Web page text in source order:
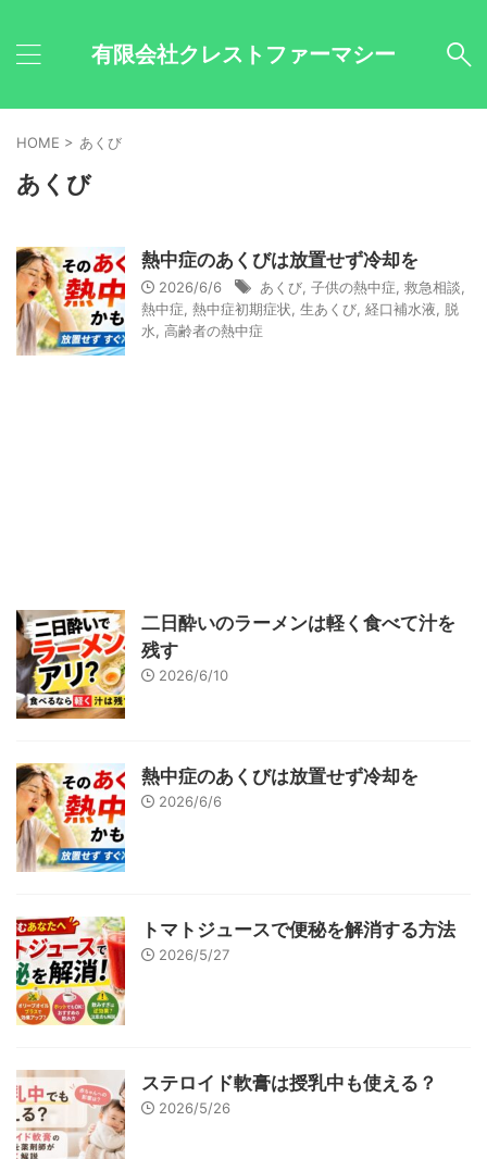
有限会社クレストファーマシー
HOME > あくび
あくび
熱中症のあくびは放置せず冷却を
2026/6/6 あくび 子供の熱中症 救急相談
熱中症 熱中症初期症状 生あくび 経口補水液
脱
水 高齢者の熱中症
二日酔いのラーメンは軽く食べて汁を
残す
2026/6/10
熱中症のあくびは放置せず冷却を
2026/6/6
トマトジュースで便秘を解消する方法
2026/5/27
ステロイド軟膏は授乳中も使える？
2026/5/26